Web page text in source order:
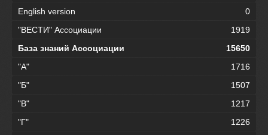
English version
0
"ВЕСТИ" Ассоциации
1919
База знаний Ассоциации
15650
"А"
1716
"Б"
1507
"В"
1217
"Г"
1226